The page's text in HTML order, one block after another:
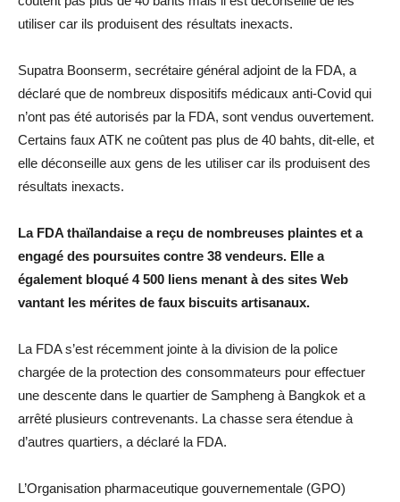
utiliser car ils produisent des résultats inexacts.
Supatra Boonserm, secrétaire général adjoint de la FDA, a
déclaré que de nombreux dispositifs médicaux anti-Covid qui
n’ont pas été autorisés par la FDA, sont vendus ouvertement.
Certains faux ATK ne coûtent pas plus de 40 bahts, dit-elle, et
elle déconseille aux gens de les utiliser car ils produisent des
résultats inexacts.
La FDA thaïlandaise a reçu de nombreuses plaintes et a
engagé des poursuites contre 38 vendeurs. Elle a
également bloqué 4 500 liens menant à des sites Web
vantant les mérites de faux biscuits artisanaux.
La FDA s’est récemment jointe à la division de la police
chargée de la protection des consommateurs pour effectuer
une descente dans le quartier de Sampheng à Bangkok et a
arrêté plusieurs contrevenants. La chasse sera étendue à
d’autres quartiers, a déclaré la FDA.
L’Organisation pharmaceutique gouvernementale (GPO)